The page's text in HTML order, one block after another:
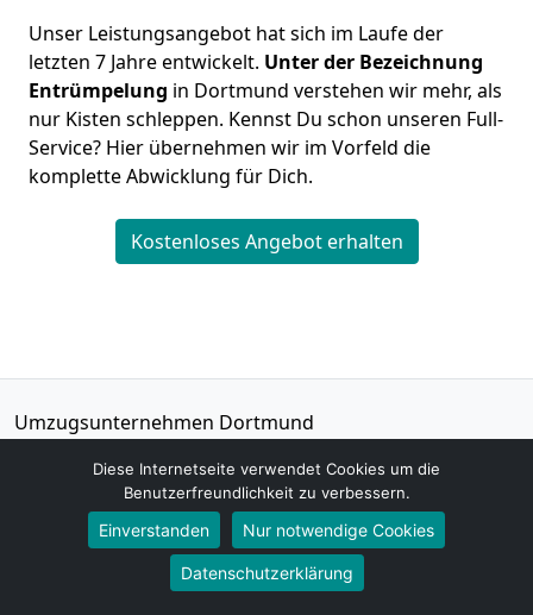
Unser Leistungsangebot hat sich im Laufe der
letzten 7 Jahre entwickelt. Unter der Bezeichnung
Entrümpelung in Dortmund verstehen wir mehr, als
nur Kisten schleppen. Kennst Du schon unseren Full-
Service? Hier übernehmen wir im Vorfeld die
komplette Abwicklung für Dich.
Kostenloses Angebot erhalten
Umzugsunternehmen Dortmund
Alte Str. 65 D
Dortmund
01579-2621485
info@dortmund-umzugsunternehmen.de
Diese Internetseite verwendet Cookies um die
Benutzerfreundlichkeit zu verbessern.
Einverstanden Nur notwendige Cookies
Datenschutzerklärung